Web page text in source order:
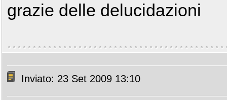
grazie delle delucidazioni
Inviato: 23 Set 2009 13:10